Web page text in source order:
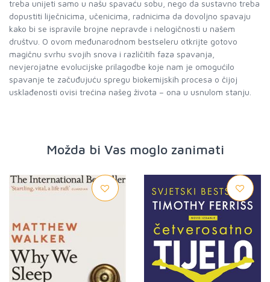
treba unijeti samo u našu spavaću sobu, nego da sustavno treba
dopustiti liječnicima, učenicima, radnicima da dovoljno spavaju
kako bi se ispravile brojne nepravde i nelogičnosti u našem
društvu. O ovom međunarodnom bestseleru otkrijte gotovo
magičnu svrhu svojih snova i različitih faza spavanja,
nevjerojatne evolucijske prilagodbe koje nam je omogućilo
spavanje te začuđujuću spregu biokemijskih procesa o čijoj
usklađenosti ovisi trećina našeg života – ona u usnulom stanju.
Možda bi Vas moglo zanimati